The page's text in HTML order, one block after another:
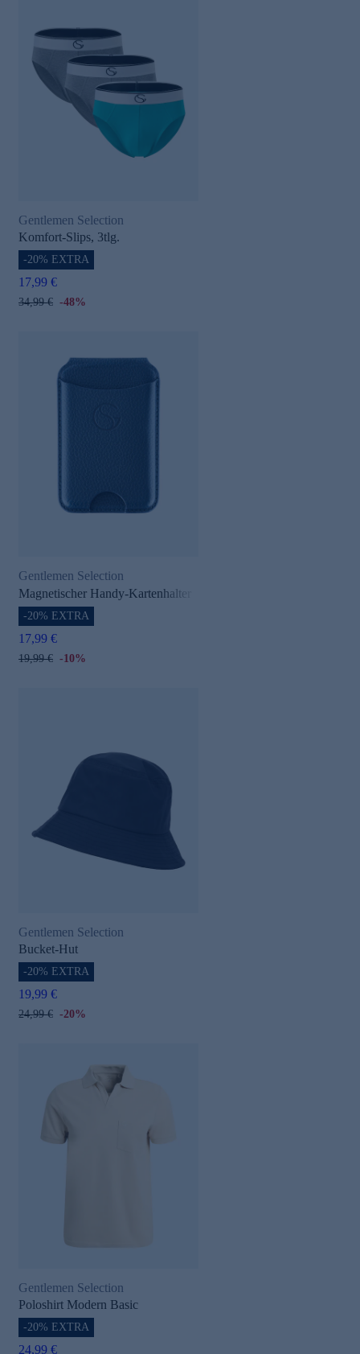
Gentlemen Selection
Komfort-Slips, 3tlg.
-20% EXTRA
17,99 €
34,99 € -48%
Gentlemen Selection
Magnetischer Handy-Kartenhalter
-20% EXTRA
17,99 €
19,99 € -10%
Gentlemen Selection
Bucket-Hut
-20% EXTRA
19,99 €
24,99 € -20%
Gentlemen Selection
Poloshirt Modern Basic
-20% EXTRA
24,99 €